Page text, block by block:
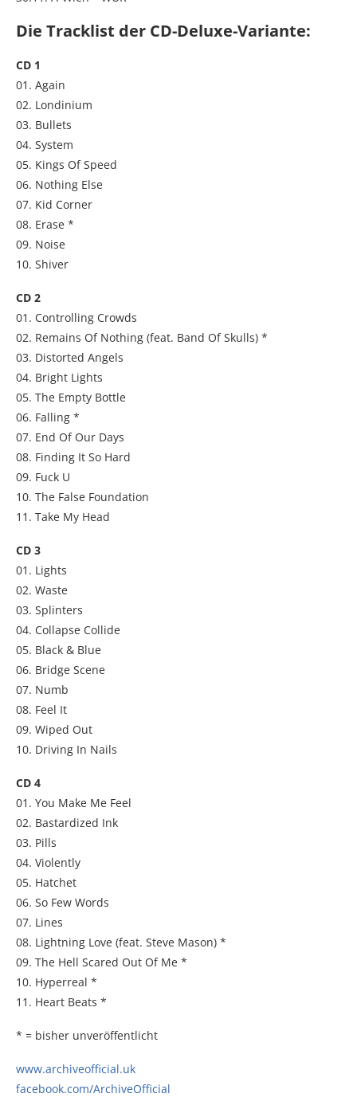
Die Tracklist der CD-Deluxe-Variante:
CD 1
01. Again
02. Londinium
03. Bullets
04. System
05. Kings Of Speed
06. Nothing Else
07. Kid Corner
08. Erase *
09. Noise
10. Shiver
CD 2
01. Controlling Crowds
02. Remains Of Nothing (feat. Band Of Skulls) *
03. Distorted Angels
04. Bright Lights
05. The Empty Bottle
06. Falling *
07. End Of Our Days
08. Finding It So Hard
09. Fuck U
10. The False Foundation
11. Take My Head
CD 3
01. Lights
02. Waste
03. Splinters
04. Collapse Collide
05. Black & Blue
06. Bridge Scene
07. Numb
08. Feel It
09. Wiped Out
10. Driving In Nails
CD 4
01. You Make Me Feel
02. Bastardized Ink
03. Pills
04. Violently
05. Hatchet
06. So Few Words
07. Lines
08. Lightning Love (feat. Steve Mason) *
09. The Hell Scared Out Of Me *
10. Hyperreal *
11. Heart Beats *
* = bisher unveröffentlicht
www.archiveofficial.uk
facebook.com/ArchiveOfficial